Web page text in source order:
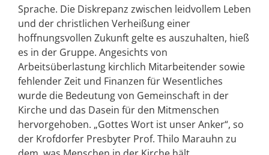
Sprache. Die Diskrepanz zwischen leidvollem Leben
und der christlichen Verheißung einer
hoffnungsvollen Zukunft gelte es auszuhalten, hieß
es in der Gruppe. Angesichts von
Arbeitsüberlastung kirchlich Mitarbeitender sowie
fehlender Zeit und Finanzen für Wesentliches
wurde die Bedeutung von Gemeinschaft in der
Kirche und das Dasein für den Mitmenschen
hervorgehoben. „Gottes Wort ist unser Anker“, so
der Krofdorfer Presbyter Prof. Thilo Marauhn zu